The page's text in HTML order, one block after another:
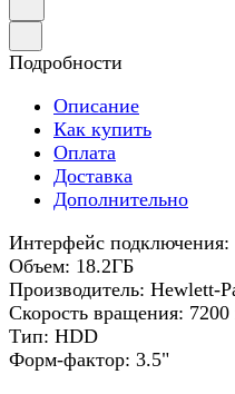
Подробности
Описание
Как купить
Оплата
Доставка
Дополнительно
Интерфейс подключения:
Объем: 18.2ГБ
Производитель: Hewlett-
Скорость вращения: 7200
Тип: HDD
Форм-фактор: 3.5"